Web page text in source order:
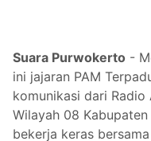
Suara Purwokerto -
ini jajaran PAM
komunikasi dari Radio
Wilayah 08 Kabupaten
bekerja keras